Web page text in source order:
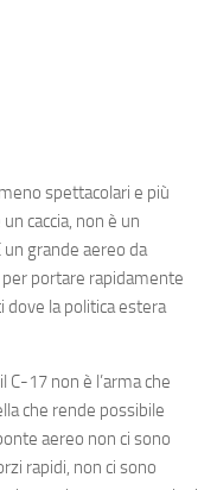
spettacolari e più
caccia, non è un
grande aereo da
portare rapidamente
dove la politica estera
17 non è l’arma che
che rende possibile
aereo non ci sono
rapidi, non ci sono